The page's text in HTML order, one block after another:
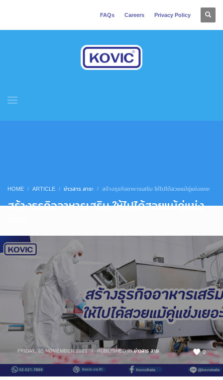
FAQs Careers Privacy Policy
HOME ARTICLE ข่าวสาร สาระ สร้างธุรกิจอาหารเสริม ให้ไปได้สวยแม้คู่แข่งเยอะ
สร้างธุรกิจอาหารเสริม ให้ไปได้สวยแม้คู่แข่ง
0
FRIDAY, 05 NOVEMBER 2021 / PUBLISHED INข่าวสาร สาระ